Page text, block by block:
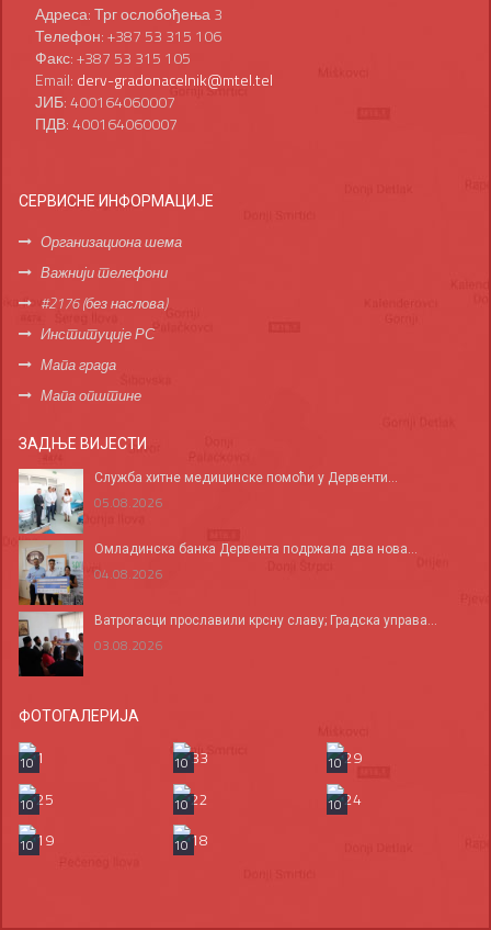
Адреса: Трг ослобођења 3
Телефон: +387 53 315 106
Факс: +387 53 315 105
Email: derv-gradonacelnik@mtel.tel
ЈИБ: 400164060007
ПДВ: 400164060007
СЕРВИСНЕ ИНФОРМАЦИЈЕ
Организациона шема
Важнији телефони
#2176 (без наслова)
Институције РС
Мапа града
Мапа општине
ЗАДЊЕ ВИЈЕСТИ
Служба хитне медицинске помоћи у Дервенти...
05.08.2026
Омладинска банка Дервента подржала два нова...
04.08.2026
Ватрогасци прославили крсну славу; Градска управа...
03.08.2026
ФОТОГАЛЕРИЈА
10 10
10
10
10
10
10
10